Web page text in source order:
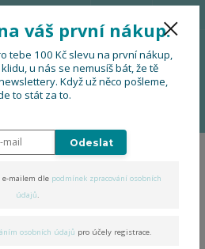
Menu
0 Kč
stopce na víno
váš první nákup.
tebe 100 Kč slevu na první nákup,
u nás se nemusíš bát, že tě
Když už něco pošleme,
to stát za to.
Odeslat
mailem dle podmínek zpracování osobních
údajů.
osobních údajů pro účely registrace.